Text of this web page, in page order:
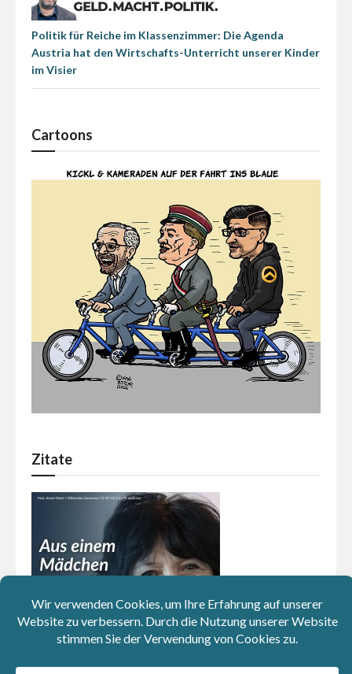
Politik für Reiche im Klassenzimmer: Die Agenda
Austria hat den Wirtschafts-Unterricht unserer Kinder
im Visier
Cartoons
Zitate